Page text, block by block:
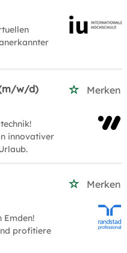
(m/w/d) Merken
innovativer
Merken
profitiere